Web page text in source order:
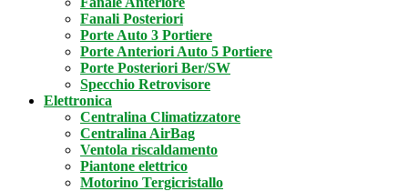
Fanali Posteriori
Porte Auto 3 Portiere
Porte Anteriori Auto 5 Portiere
Porte Posteriori Ber/SW
Specchio Retrovisore
Elettronica
Centralina Climatizzatore
Centralina AirBag
Ventola riscaldamento
Piantone elettrico
Motorino Tergicristallo